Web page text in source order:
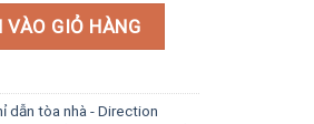
mới số lượng
VÀO GIỎ HÀNG
dẫn tòa nhà - Direction